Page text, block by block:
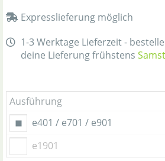
Expresslieferung möglich
1-3 Werktage Lieferzeit -
deine Lieferung frühstens
Ausführung
e401 / e701 / e901
e1901